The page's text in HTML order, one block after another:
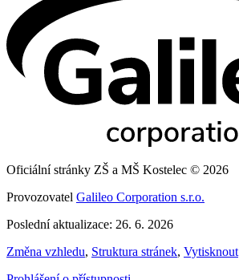
Oficiální stránky ZŠ a MŠ Kostelec © 2026
Provozovatel Galileo Corporation s.r.o.
Poslední aktualizace: 26. 6. 2026
Změna vzhledu, Struktura stránek, Vytisknout